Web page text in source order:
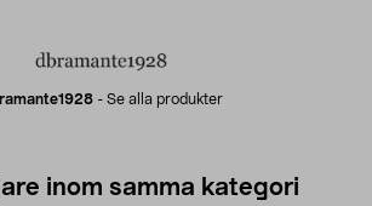
- Se alla produkter
inom samma kategori